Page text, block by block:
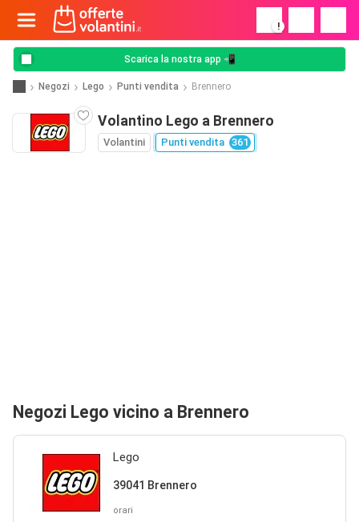
!
Scarica la nostra app 📲
Negozi Lego Punti vendita Brennero
Volantino Lego a Brennero
Volantini Punti vendita 361
Negozi Lego vicino a Brennero
Lego
39041 Brennero
orari